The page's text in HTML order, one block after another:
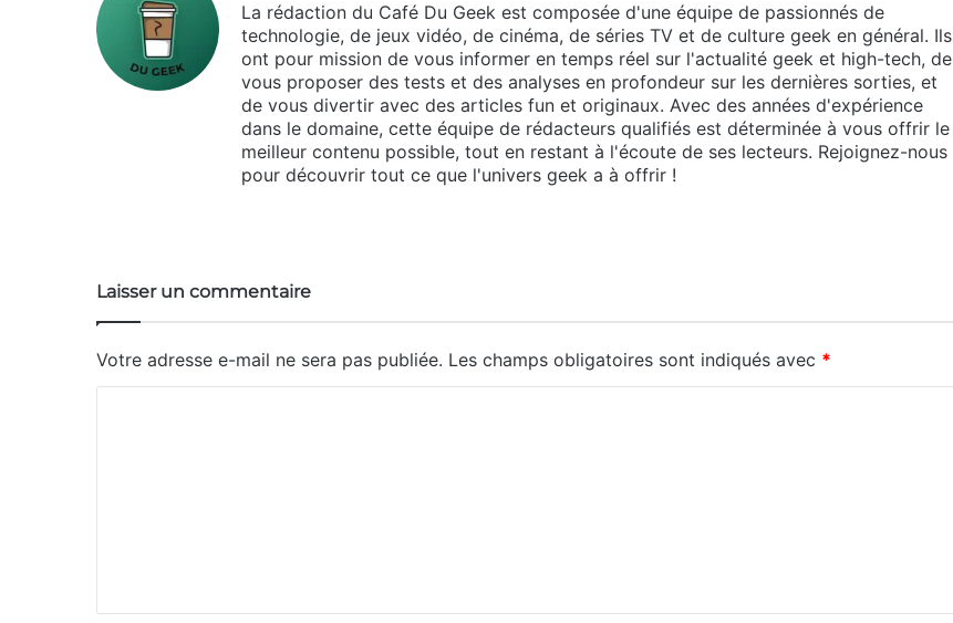
La rédaction du Café Du Geek est composée d'une équipe de passionnés de
technologie, de jeux vidéo, de cinéma, de séries TV et de culture geek en général. Ils
ont pour mission de vous informer en temps réel sur l'actualité geek et high-tech, de
vous proposer des tests et des analyses en profondeur sur les dernières sorties, et
de vous divertir avec des articles fun et originaux. Avec des années d'expérience
dans le domaine, cette équipe de rédacteurs qualifiés est déterminée à vous offrir le
meilleur contenu possible, tout en restant à l'écoute de ses lecteurs. Rejoignez-nous
pour découvrir tout ce que l'univers geek a à offrir !
Laisser un commentaire
Votre adresse e-mail ne sera pas publiée. Les champs obligatoires sont indiqués avec *